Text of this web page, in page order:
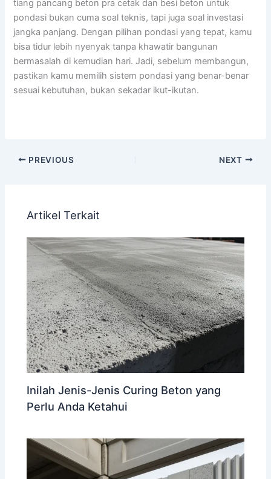
tiang pancang beton pra cetak dan besi beton untuk
pondasi bukan cuma soal teknis, tapi juga soal investasi
jangka panjang. Dengan pilihan pondasi yang tepat, kamu
bisa tidur lebih nyenyak tanpa khawatir bangunan
bermasalah di kemudian hari. Jadi, sebelum membangun,
pastikan kamu memilih sistem pondasi yang benar-benar
sesuai kebutuhan, bukan sekadar ikut-ikutan.
PREVIOUS NEXT
Artikel Terkait
Inilah Jenis-Jenis Curing Beton yang
Perlu Anda Ketahui